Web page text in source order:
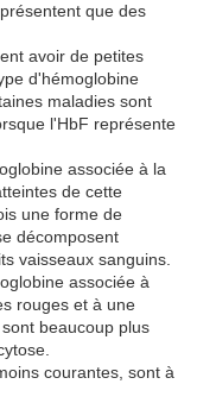
que des
avoir de petites
d'hémoglobine
maladies sont
l'HbF représente
associée à la
de cette
une forme de
décomposent
vaisseaux sanguins.
associée à
rouges et à une
beaucoup plus
courantes, sont à